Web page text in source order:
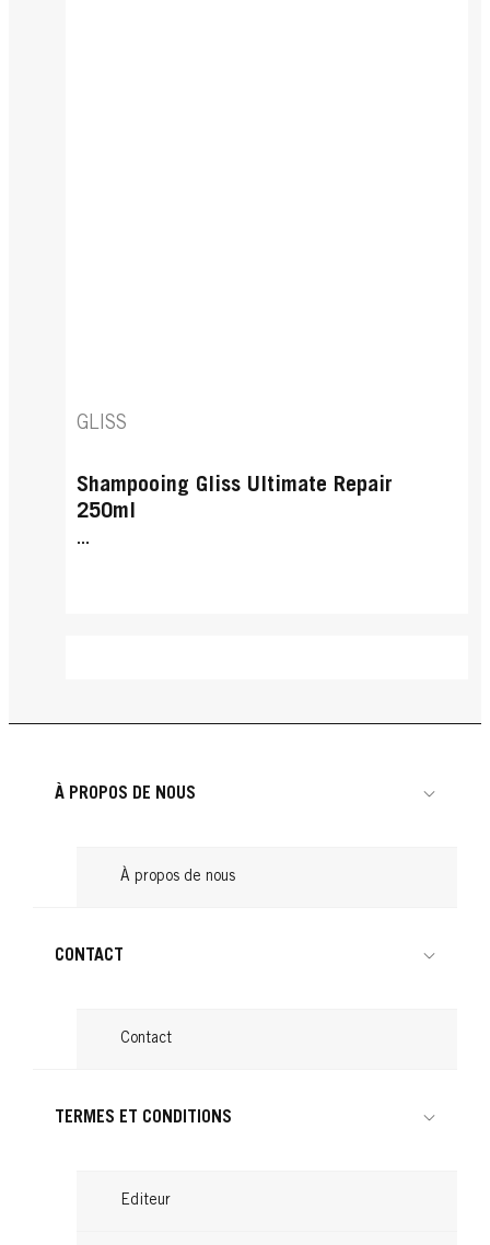
GLISS
Shampooing Gliss Ultimate Repair
250ml
...
GLISS
200ml
Soin Réparation Express 7sec Gliss
À PROPOS DE NOUS
À propos de nous
CONTACT
Contact
TERMES ET CONDITIONS
Editeur